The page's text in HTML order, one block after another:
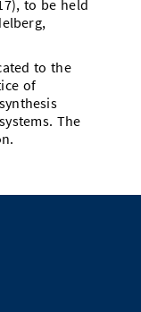
to be held
to the
of
The